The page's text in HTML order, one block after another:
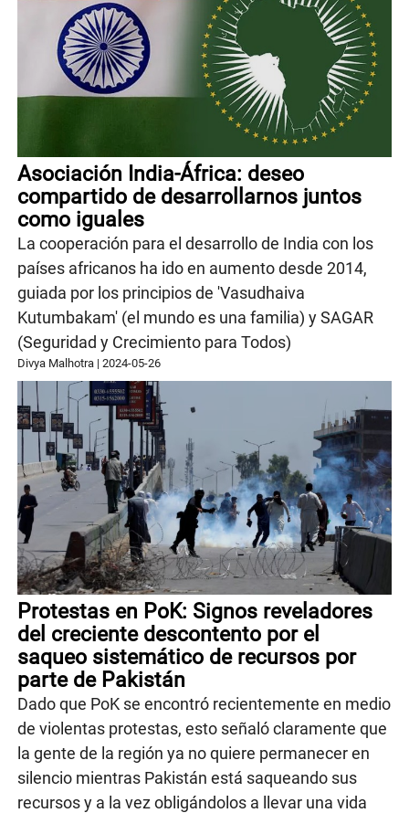
Asociación India-África: deseo
compartido de desarrollarnos juntos
como iguales
La cooperación para el desarrollo de India con los
países africanos ha ido en aumento desde 2014,
guiada por los principios de 'Vasudhaiva
Kutumbakam' (el mundo es una familia) y SAGAR
(Seguridad y Crecimiento para Todos)
Divya Malhotra |2024-05-26
Protestas en PoK: Signos reveladores
del creciente descontento por el
saqueo sistemático de recursos por
parte de Pakistán
Dado que PoK se encontró recientemente en medio
de violentas protestas, esto señaló claramente que
la gente de la región ya no quiere permanecer en
silencio mientras Pakistán está saqueando sus
recursos y a la vez obligándolos a llevar una vida